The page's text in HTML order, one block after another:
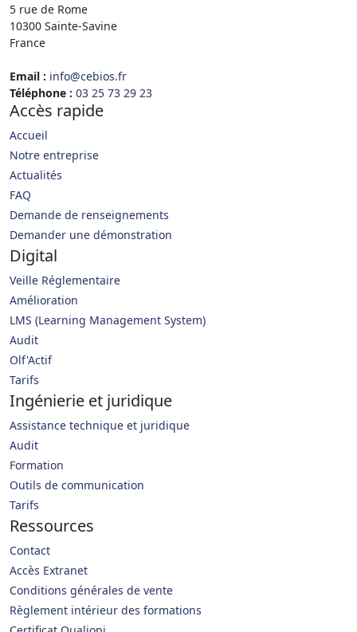
5 rue de Rome
10300 Sainte-Savine
France
Email : info@cebios.fr
Téléphone : 03 25 73 29 23
Accès rapide
Accueil
Notre entreprise
Actualités
FAQ
Demande de renseignements
Demander une démonstration
Digital
Veille Réglementaire
Amélioration
LMS (Learning Management System)
Audit
Olf'Actif
Tarifs
Ingénierie et juridique
Assistance technique et juridique
Audit
Formation
Outils de communication
Tarifs
Ressources
Contact
Accès Extranet
Conditions générales de vente
Règlement intérieur des formations